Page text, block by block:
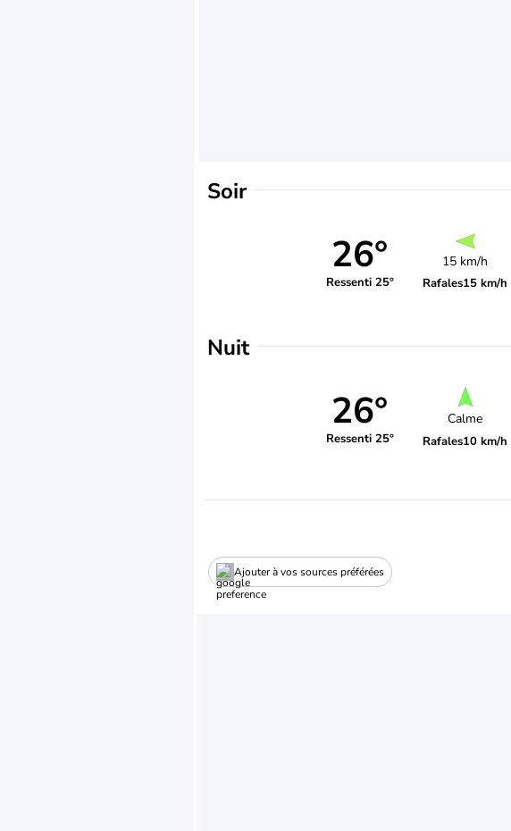
Soir
26°
Ressenti 25°
15 km/h
Rafales15 km/h
Nuit
26°
Ressenti 25°
Calme
Rafales10 km/h
Ajouter à vos sources préférées